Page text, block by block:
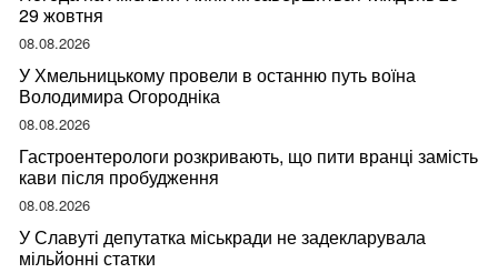
29 жовтня
08.08.2026
У Хмельницькому провели в останню путь воїна
Володимира Огородніка
08.08.2026
Гастроентерологи розкривають, що пити вранці замість
кави після пробудження
08.08.2026
У Славуті депутатка міськради не задекларувала
мільйонні статки